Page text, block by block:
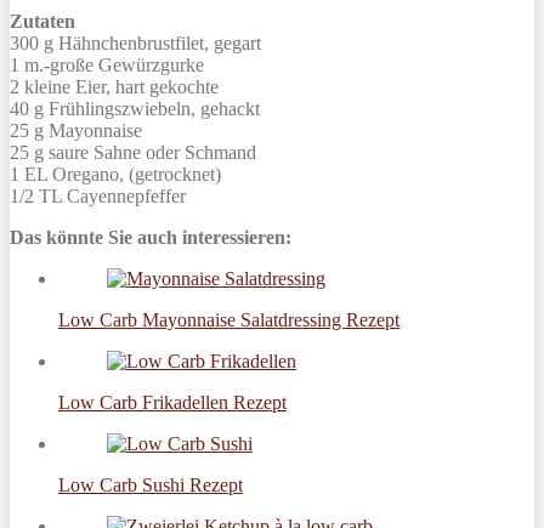
Zutaten
300 g Hähnchenbrustfilet, gegart
1 m.-große Gewürzgurke
2 kleine Eier, hart gekochte
40 g Frühlingszwiebeln, gehackt
25 g Mayonnaise
25 g saure Sahne oder Schmand
1 EL Oregano, (getrocknet)
1/2 TL Cayennepfeffer
Das könnte Sie auch interessieren:
Low Carb Mayonnaise Salatdressing Rezept
Low Carb Frikadellen Rezept
Low Carb Sushi Rezept